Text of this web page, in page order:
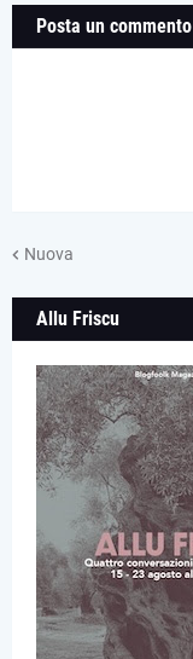
Posta un commento
Nuova
Allu Friscu